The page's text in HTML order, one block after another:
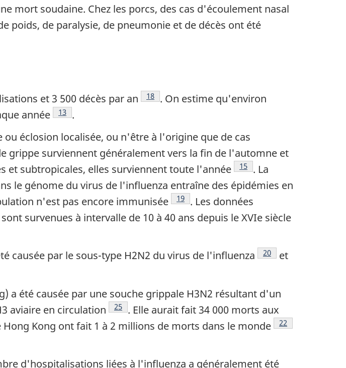
mort soudaine. Chez les porcs, des cas d'écoulement nasal
poids, de paralysie, de pneumonie et de décès ont été
et 3 500 décès par an Note de bas de page
18 . On estime qu'environ
année
Note de bas de page
13 .
éclosion localisée, ou n'être à l'origine que de cas
grippe surviennent généralement vers la fin de l'automne et
et subtropicales, elles surviennent toute l'année Note de bas de page
15 . La
le génome du virus de l'influenza entraîne des épidémies en
n'est pas encore immunisée
Note de bas de page
19 . Les données
survenues à intervalle de 10 à 40 ans depuis le XVIe siècle
causée par le sous-type H2N2 du virus de l'influenza
Note de bas de page
20
et
a été causée par une souche grippale H3N2 résultant d'un
aviaire en circulation
Note de bas de page
25 . Elle aurait fait 34 000 morts aux
Kong ont fait 1 à 2 millions de morts dans le monde Note de bas de
22
d'hospitalisations liées à l'influenza a généralement été